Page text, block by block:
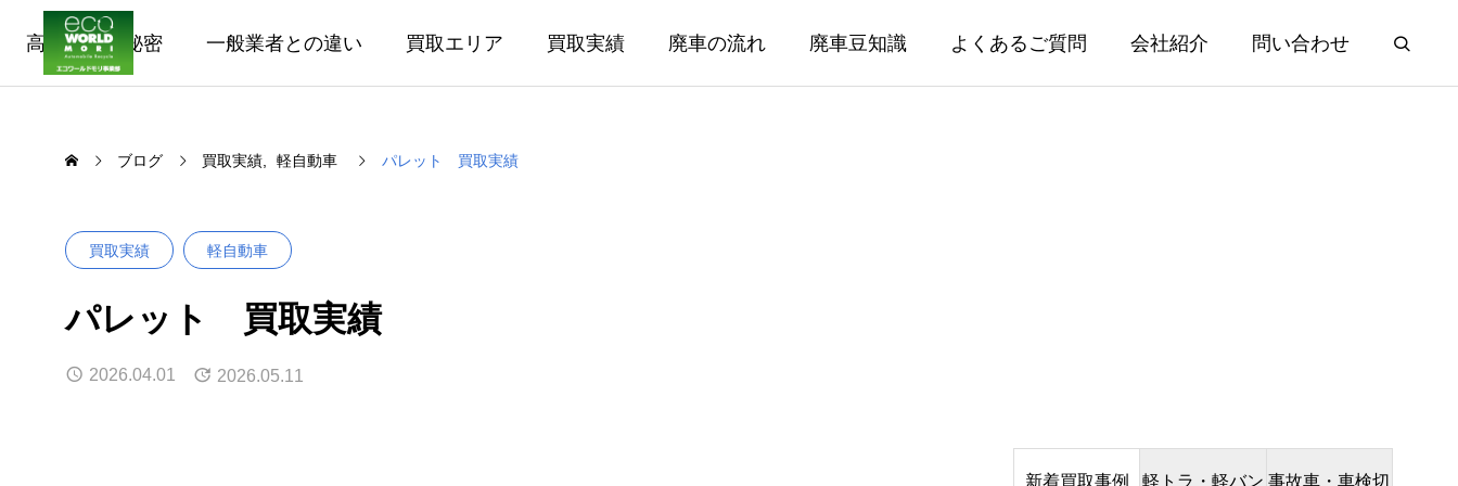
高価買取の秘密 一般業者との違い 買取エリア 買取実績 廃車の流れ 廃車豆知識 よくあるご質問 会社紹介 問い合わせ
ブログ 買取実績 軽自動車 パレット 買取実績
買取実績 軽自動車
パレット 買取実績
2026.04.01 2026.05.11
新着買取事例 軽トラ・軽バン 事故車・車検切